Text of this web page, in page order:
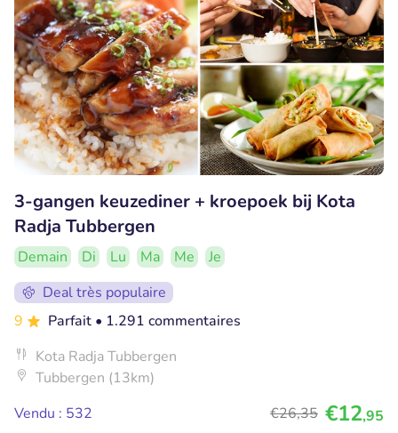
3-gangen keuzediner + kroepoek bij Kota
Radja Tubbergen
Demain Di Lu Ma Me
Je
Deal très populaire
9
Parfait • 1.291 commentaires
Kota Radja Tubbergen
Tubbergen (13km)
Vendu : 532
€26,35 €12,95